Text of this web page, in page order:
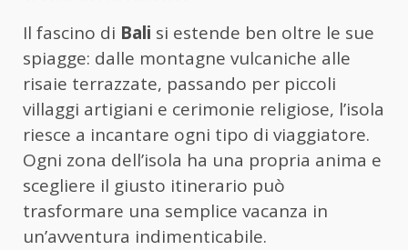
Il fascino di Bali si estende ben oltre le sue
spiagge: dalle montagne vulcaniche alle
risaie terrazzate, passando per piccoli
villaggi artigiani e cerimonie religiose, l’isola
riesce a incantare ogni tipo di viaggiatore.
Ogni zona dell’isola ha una propria anima e
scegliere il giusto itinerario può
trasformare una semplice vacanza in
un’avventura indimenticabile.